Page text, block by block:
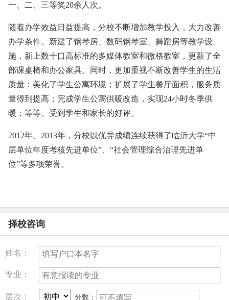
一、二、三等奖20余人次。
随着办学效益日益提高，分校不断增加教学投入，大力改善
办学条件。新建了钢琴房、数码钢琴室、舞蹈房等教学设
施，新上数十口高标准的多媒体教室和微格教室，更新了全
部课桌椅和办公家具。同时，更加重视不断改善学生的生活
质量：美化了学生公寓环境；扩展了学生餐厅面积，服务质
量得到提高；完成学生公寓供暖改造，实现24小时冬季供
暖；等等。受到学生和家长的好评。
2012年、2013年，分校以优异成绩连续获得了临沂大学“中
层单位年度考核先进单位”、“社会管理综合治理先进单
位”等多项荣誉。
择校咨询
姓名：
专业：
层次： 分数：